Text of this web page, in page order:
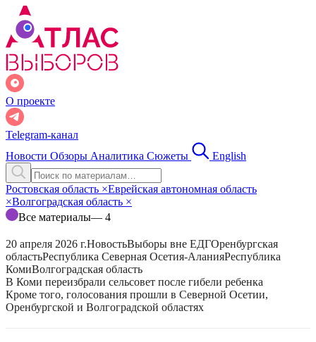
О проекте
Telegram-канал
Новости Обзоры Аналитика Сюжеты English
Ростовская область ×Еврейская автономная область
×Волгоградская область ×
Все материалы— 4
20 апреля 2026 г.НовостьВыборы вне ЕДГОренбургская
областьРеспублика Северная Осетия-АланияРеспублика
КомиВолгоградская область
В Коми переизбрали сельсовет после гибели ребенка
Кроме того, голосования прошли в Северной Осетии,
Оренбургской и Волгоградской областях